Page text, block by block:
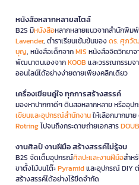
หนังสือหลากหลายสไตล์
B2S มีหนังสือหลากหลายแนวจากสำนักพิม
Lavender, ตำราเรียนเข้มข้นของดร. ศุภวั
บุญ, หนังสือเด็กจากMIS หนังสือจิตวิทยาจ
พัฒนาตนเองจากKOOB และวรรณกรรมจ
ออนไลน์ได้อย่างง่ายดายเพียงคลิกเดียว
เครื่องเขียนคู่ใจ ทุกการสร้างสรรค์
มองหาปากกาดีๆ ดินสอหลากหลาย หรืออุป
เขียนและอุปกรณ์สำนักงานให้เลือกมากมา
Rotringไปจนถึงกระดาษถ่ายเอกสาร
งานศิลป์ งานฝีมือ สร้างสรรค์ไม่รู้จบ
B2S จัดเต็มอุปกรณ์ศิลปะและงานฝีมือสำห
ขาตั้งไม้บนโต๊ะPyramidและอุปกรณ์ DIY
สร้างสรรค์ได้อย่างไร้ขีดจำกัด